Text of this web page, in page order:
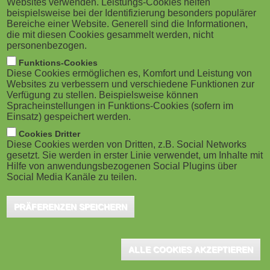
M
o
b
i
l
e
)
g
a
o
n
Berlin, Februar 2021 – Europas führende
Plattform für eMail-Marketing, Sendinblue,
hat zu Beginn des neuen Jahres seine
Academy in deutscher Sprache gelauncht. Zum
Auftakt lernen Interessierte im ersten Kurs, wie eine
erfolgreiche eMail-Marketing-Strategie aufgestellt wird,
um die Kundenbeziehungen zu stärken. Das
kostenlose Seminar richtet sich an AnfängerInnen und
Fortgeschrittene. In Zukunft möchte Sendinblue in
weiteren Kursen Wissen rund um digitales Marketing
vermitteln.
Einführung in die Sendinblue-Plattform vermitteln ExpertInnen
Websites verwenden. Leistungs-Cookies helfen
beispielsweise bei der Identifizierung besonders populärer
Bereiche einer Website. Generell sind die Informationen,
die mit diesen Cookies gesammelt werden, nicht
personenbezogen.
Funktions-Cookies
Diese Cookies ermöglichen es, Komfort und Leistung von
Websites zu verbessern und verschiedene Funktionen zur
Verfügung zu stellen. Beispielsweise können
Spracheinstellungen in Funktions-Cookies (sofern im
Einsatz) gespeichert werden.
Cookies Dritter
Diese Cookies werden von Dritten, z.B. Social Networks
gesetzt. Sie werden in erster Linie verwendet, um Inhalte mit
Hilfe von anwendungsbezogenen Social Plugins über
Social Media Kanäle zu teilen.
PRÄFERENZEN SPEICHERN
ALLE COOKIES AKZEPTIEREN